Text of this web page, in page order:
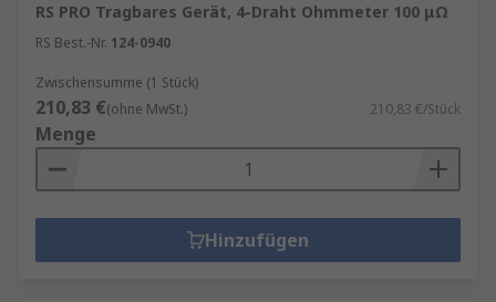
RS PRO Tragbares Gerät, 4-Draht Ohmmeter 100 μΩ
RS Best.-Nr. 124-0940
Zwischensumme (1 Stück)
210,83 €(ohne MwSt.) 210,83 €/Stück
Menge
Hinzufügen